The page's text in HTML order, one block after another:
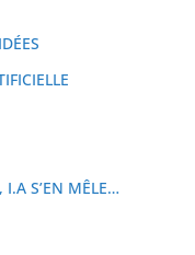
I.A S’EN MÊLE…